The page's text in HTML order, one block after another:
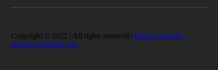
Copyright © 2022 | All rights reserved | Eshop vytvorili –
tvorba-webstranky.sk